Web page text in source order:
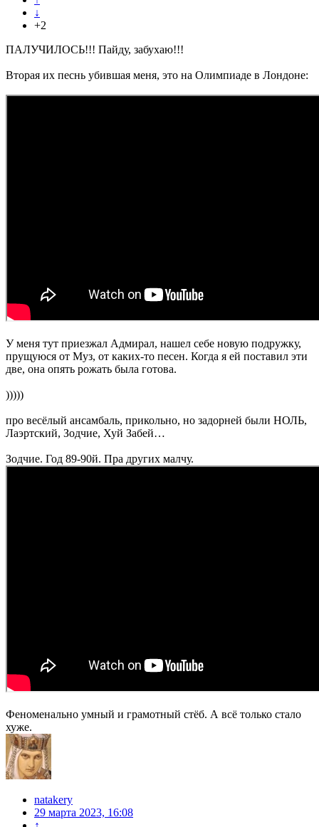
↓
+2
ПАЛУЧИЛОСЬ!!! Пайду, забухаю!!!
Вторая их песнь убившая меня, это на Олимпиаде в Лондоне:
У меня тут приезжал Адмирал, нашел себе новую подружку,
прущуюся от Муз, от каких-то песен. Когда я ей поставил эти
две, она опять рожать была готова.
)))))
про весёлый ансамбаль, прикольно, но задорней были НОЛЬ,
Лаэртский, Зодчие, Хуй Забей…
Зодчие. Год 89-90й. Пра других малчу.
Феноменально умный и грамотный стёб. А всё только стало
хуже.
natakery
29 марта 2023, 16:08